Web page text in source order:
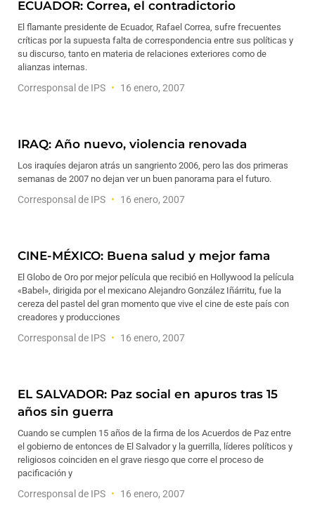
ECUADOR: Correa, el contradictorio
El flamante presidente de Ecuador, Rafael Correa, sufre frecuentes
críticas por la supuesta falta de correspondencia entre sus políticas y
su discurso, tanto en materia de relaciones exteriores como de
alianzas internas.
Corresponsal de IPS 16 enero, 2007
IRAQ: Año nuevo, violencia renovada
Los iraquíes dejaron atrás un sangriento 2006, pero las dos primeras
semanas de 2007 no dejan ver un buen panorama para el futuro.
Corresponsal de IPS 16 enero, 2007
CINE-MÉXICO: Buena salud y mejor fama
El Globo de Oro por mejor película que recibió en Hollywood la película
«Babel», dirigida por el mexicano Alejandro González Iñárritu, fue la
cereza del pastel del gran momento que vive el cine de este país con
creadores y producciones
Corresponsal de IPS 16 enero, 2007
EL SALVADOR: Paz social en apuros tras 15
años sin guerra
Cuando se cumplen 15 años de la firma de los Acuerdos de Paz entre
el gobierno de entonces de El Salvador y la guerrilla, líderes políticos y
religiosos coinciden en el grave riesgo que corre el proceso de
pacificación y
Corresponsal de IPS 16 enero, 2007